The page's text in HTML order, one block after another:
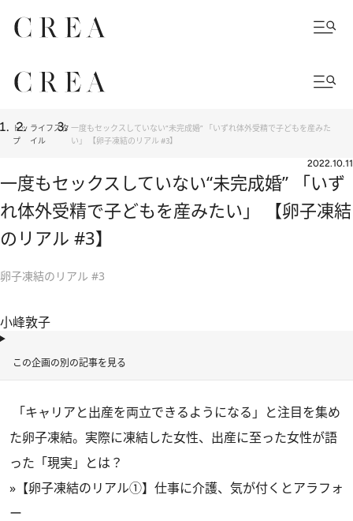
トッ
プ
ライフスタ
イル
一度もセックスしていない“未完成婚” 「いずれ体外受精で子どもを産みた
い」 【卵子凍結のリアル #3】
2022.10.11
一度もセックスしていない“未完成婚” 「いず
れ体外受精で子どもを産みたい」 【卵子凍結
のリアル #3】
卵子凍結のリアル #3
小峰敦子
この企画の別の記事を見る
「キャリアと出産を両立できるようになる」と注目を集め
た卵子凍結。実際に凍結した女性、出産に至った女性が語
った「現実」とは？
» 【卵子凍結のリアル①】仕事に介護、気が付くとアラフォ
ー